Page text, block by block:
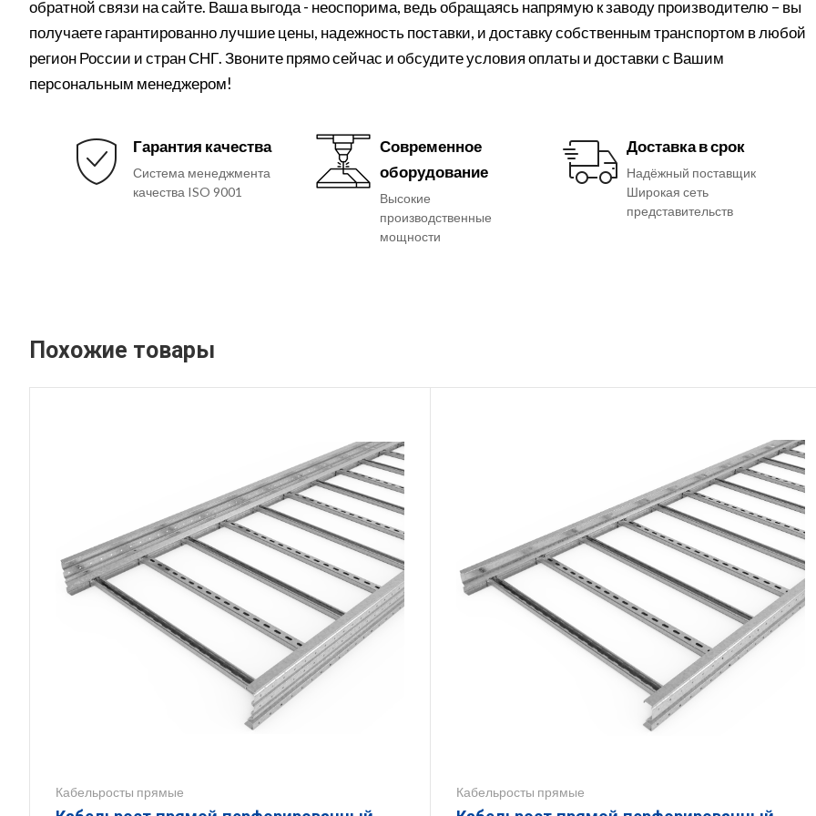
обратной связи на сайте. Ваша выгода - неоспорима, ведь обращаясь напрямую к заводу производителю – вы
получаете гарантированно лучшие цены, надежность поставки, и доставку собственным транспортом в любой
регион России и стран СНГ. Звоните прямо сейчас и обсудите условия оплаты и доставки с Вашим
персональным менеджером!
Гарантия качества
Система менеджмента
качества ISO 9001
Современное
оборудование
Высокие
производственные
мощности
Доставка в срок
Надёжный поставщик
Широкая сеть
представительств
Похожие товары
Кабельросты прямые Кабельросты прямые